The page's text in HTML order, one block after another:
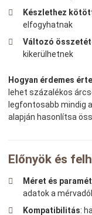
Készlethez
elfogyhatnak
Változó
kikerülhetnek
Hogyan érdemes
lehet százalékos
legfontosabb mindig
alapján hasonlítsa
Előnyök és
Méret és
adatok a
Kompatibilitás: